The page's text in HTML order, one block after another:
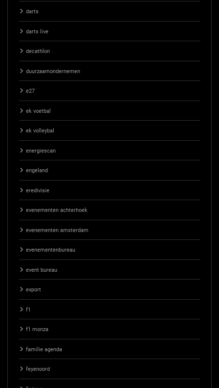
darts
darts live
decathlon
duurzaamondernemen
e27
ek voetbal
ek volleybal
energiescan
engeland
eredivisie
evenementen achterhoek
evenementen amsterdam
evenementenbureau
event bureau
export
f1
f1 monza
familie agenda
feyenoord